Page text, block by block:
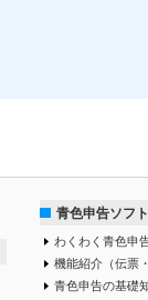
青色申告ソフト
わくわく青色申
機能紹介（伝票
青色申告の基礎